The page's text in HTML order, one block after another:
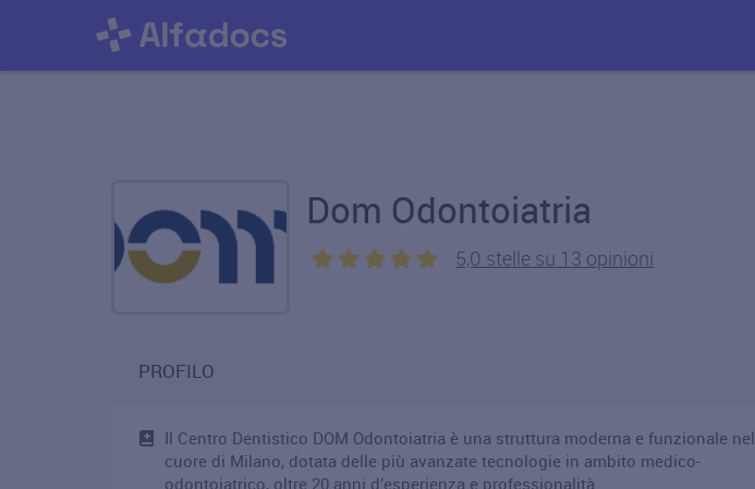
Dom Odontoiatria
5,0 stelle su 13 opinioni
PROFILO
Il Centro Dentistico DOM Odontoiatria è una struttura moderna e funzionale nel
cuore di Milano, dotata delle più avanzate tecnologie in ambito medico-
odontoiatrico, oltre 20 anni d’esperienza e professionalità.